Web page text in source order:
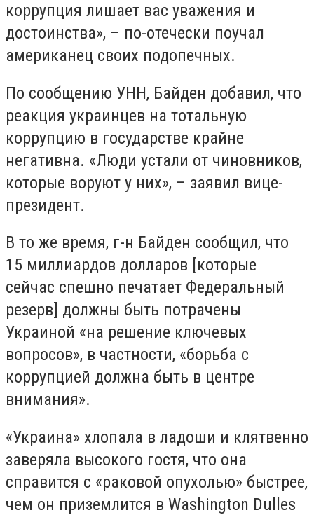
коррупция лишает вас уважения и
достоинства», – по-отечески поучал
американец своих подопечных.
По сообщению УНН, Байден добавил, что
реакция украинцев на тотальную
коррупцию в государстве крайне
негативна. «Люди устали от чиновников,
которые воруют у них», – заявил вице-
президент.
В то же время, г-н Байден сообщил, что
15 миллиардов долларов [которые
сейчас спешно печатает Федеральный
резерв] должны быть потрачены
Украиной «на решение ключевых
вопросов», в частности, «борьба с
коррупцией должна быть в центре
внимания».
«Украина» хлопала в ладоши и клятвенно
заверяла высокого гостя, что она
справится с «раковой опухолью» быстрее,
чем он приземлится в Washington Dulles